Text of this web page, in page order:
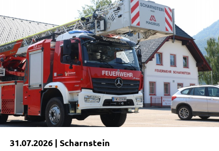
31.07.2026 | Scharnstein